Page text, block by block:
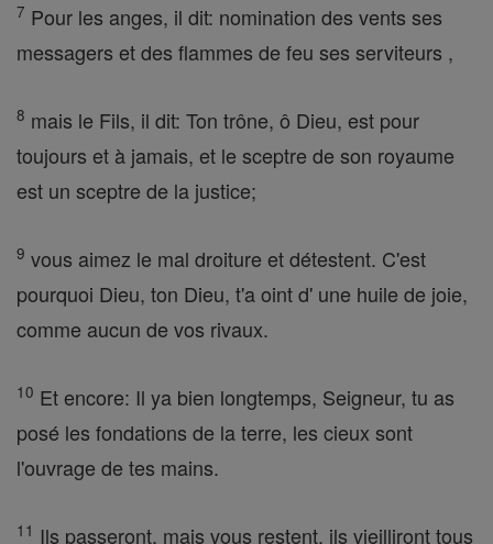
7 Pour les anges, il dit: nomination des vents ses
messagers et des flammes de feu ses serviteurs ,
8 mais le Fils, il dit: Ton trône, ô Dieu, est pour
toujours et à jamais, et le sceptre de son royaume
est un sceptre de la justice;
9 vous aimez le mal droiture et détestent. C'est
pourquoi Dieu, ton Dieu, t'a oint d' une huile de joie,
comme aucun de vos rivaux.
10 Et encore: Il ya bien longtemps, Seigneur, tu as
posé les fondations de la terre, les cieux sont
l'ouvrage de tes mains.
11 Ils passeront, mais vous restent, ils vieilliront tous